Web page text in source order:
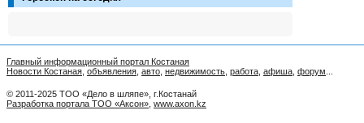
Главный информационный портал Костаная
Новости Костаная объявления авто недвижимость работа афиша форум
© 2011-2025 ТОО «Дело в шляпе», г.Костанай
Разработка портала ТОО «Аксон» www.axon.kz